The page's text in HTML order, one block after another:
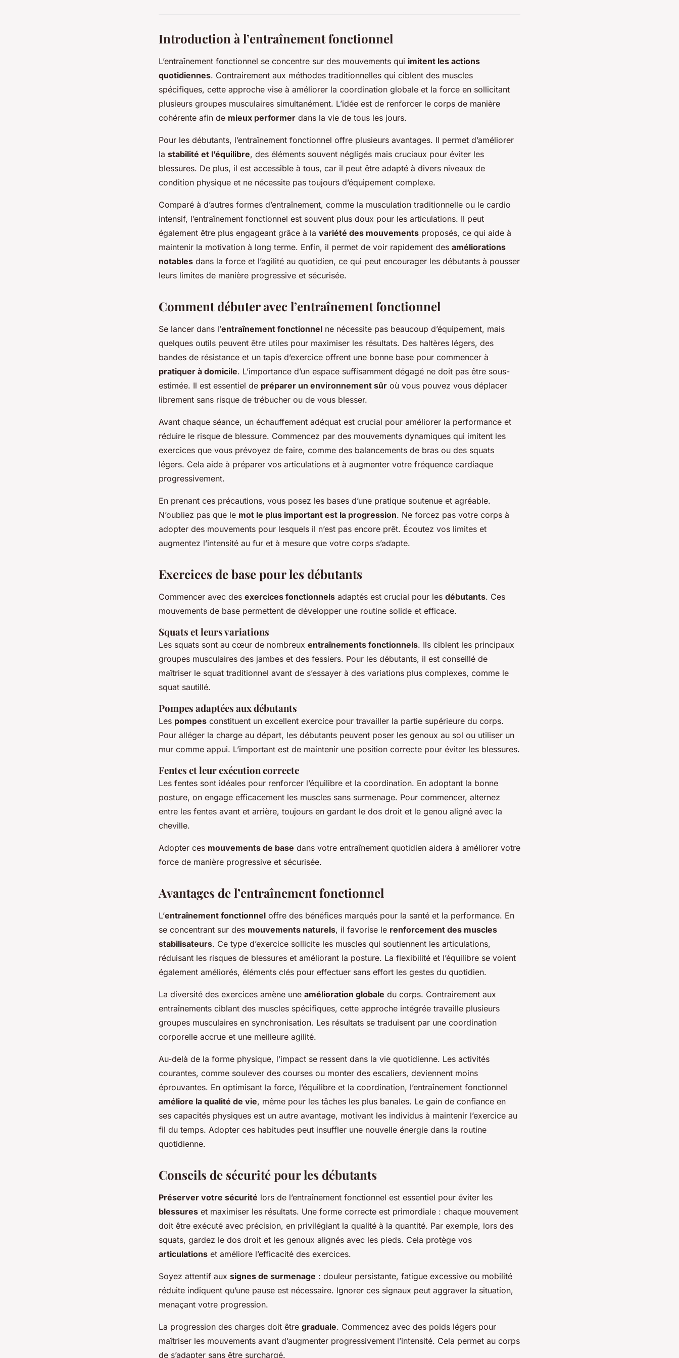
Introduction à l’entraînement fonctionnel
L’entraînement fonctionnel se concentre sur des mouvements qui imitent les actions
quotidiennes. Contrairement aux méthodes traditionnelles qui ciblent des muscles
spécifiques, cette approche vise à améliorer la coordination globale et la force en sollicitant
plusieurs groupes musculaires simultanément. L’idée est de renforcer le corps de manière
cohérente afin de mieux performer dans la vie de tous les jours.
Pour les débutants, l’entraînement fonctionnel offre plusieurs avantages. Il permet d’améliorer
la stabilité et l’équilibre, des éléments souvent négligés mais cruciaux pour éviter les
blessures. De plus, il est accessible à tous, car il peut être adapté à divers niveaux de
condition physique et ne nécessite pas toujours d’équipement complexe.
Comparé à d’autres formes d’entraînement, comme la musculation traditionnelle ou le cardio
intensif, l’entraînement fonctionnel est souvent plus doux pour les articulations. Il peut
également être plus engageant grâce à la variété des mouvements proposés, ce qui aide à
maintenir la motivation à long terme. Enfin, il permet de voir rapidement des améliorations
notables dans la force et l’agilité au quotidien, ce qui peut encourager les débutants à pousser
leurs limites de manière progressive et sécurisée.
Comment débuter avec l’entraînement fonctionnel
Se lancer dans l’entraînement fonctionnel ne nécessite pas beaucoup d’équipement, mais
quelques outils peuvent être utiles pour maximiser les résultats. Des haltères légers, des
bandes de résistance et un tapis d’exercice offrent une bonne base pour commencer à
pratiquer à domicile. L’importance d’un espace suffisamment dégagé ne doit pas être sous-
estimée. Il est essentiel de préparer un environnement sûr où vous pouvez vous déplacer
librement sans risque de trébucher ou de vous blesser.
Avant chaque séance, un échauffement adéquat est crucial pour améliorer la performance et
réduire le risque de blessure. Commencez par des mouvements dynamiques qui imitent les
exercices que vous prévoyez de faire, comme des balancements de bras ou des squats
légers. Cela aide à préparer vos articulations et à augmenter votre fréquence cardiaque
progressivement.
En prenant ces précautions, vous posez les bases d’une pratique soutenue et agréable.
N’oubliez pas que le mot le plus important est la progression. Ne forcez pas votre corps à
adopter des mouvements pour lesquels il n’est pas encore prêt. Écoutez vos limites et
augmentez l’intensité au fur et à mesure que votre corps s’adapte.
Exercices de base pour les débutants
Commencer avec des exercices fonctionnels adaptés est crucial pour les débutants. Ces
mouvements de base permettent de développer une routine solide et efficace.
Squats et leurs variations
Les squats sont au cœur de nombreux entraînements fonctionnels. Ils ciblent les principaux
groupes musculaires des jambes et des fessiers. Pour les débutants, il est conseillé de
maîtriser le squat traditionnel avant de s’essayer à des variations plus complexes, comme le
squat sautillé.
Pompes adaptées aux débutants
Les pompes constituent un excellent exercice pour travailler la partie supérieure du corps.
Pour alléger la charge au départ, les débutants peuvent poser les genoux au sol ou utiliser un
mur comme appui. L’important est de maintenir une position correcte pour éviter les blessures.
Fentes et leur exécution correcte
Les fentes sont idéales pour renforcer l’équilibre et la coordination. En adoptant la bonne
posture, on engage efficacement les muscles sans surmenage. Pour commencer, alternez
entre les fentes avant et arrière, toujours en gardant le dos droit et le genou aligné avec la
cheville.
Adopter ces mouvements de base dans votre entraînement quotidien aidera à améliorer votre
force de manière progressive et sécurisée.
Avantages de l’entraînement fonctionnel
L’entraînement fonctionnel offre des bénéfices marqués pour la santé et la performance. En
se concentrant sur des mouvements naturels, il favorise le renforcement des muscles
stabilisateurs. Ce type d’exercice sollicite les muscles qui soutiennent les articulations,
réduisant les risques de blessures et améliorant la posture. La flexibilité et l’équilibre se voient
également améliorés, éléments clés pour effectuer sans effort les gestes du quotidien.
La diversité des exercices amène une amélioration globale du corps. Contrairement aux
entraînements ciblant des muscles spécifiques, cette approche intégrée travaille plusieurs
groupes musculaires en synchronisation. Les résultats se traduisent par une coordination
corporelle accrue et une meilleure agilité.
Au-delà de la forme physique, l’impact se ressent dans la vie quotidienne. Les activités
courantes, comme soulever des courses ou monter des escaliers, deviennent moins
éprouvantes. En optimisant la force, l’équilibre et la coordination, l’entraînement fonctionnel
améliore la qualité de vie, même pour les tâches les plus banales. Le gain de confiance en
ses capacités physiques est un autre avantage, motivant les individus à maintenir l’exercice au
fil du temps. Adopter ces habitudes peut insuffler une nouvelle énergie dans la routine
quotidienne.
Conseils de sécurité pour les débutants
Préserver votre sécurité lors de l’entraînement fonctionnel est essentiel pour éviter les
blessures et maximiser les résultats. Une forme correcte est primordiale : chaque mouvement
doit être exécuté avec précision, en privilégiant la qualité à la quantité. Par exemple, lors des
squats, gardez le dos droit et les genoux alignés avec les pieds. Cela protège vos
articulations et améliore l’efficacité des exercices.
Soyez attentif aux signes de surmenage : douleur persistante, fatigue excessive ou mobilité
réduite indiquent qu’une pause est nécessaire. Ignorer ces signaux peut aggraver la situation,
menaçant votre progression.
La progression des charges doit être graduale. Commencez avec des poids légers pour
maîtriser les mouvements avant d’augmenter progressivement l’intensité. Cela permet au corps
de s’adapter sans être surchargé.